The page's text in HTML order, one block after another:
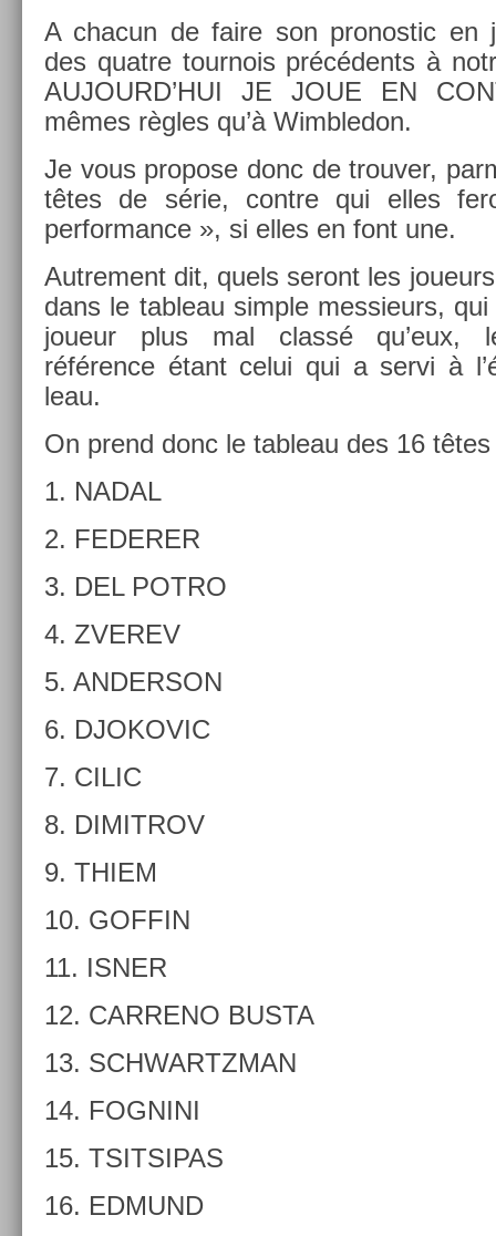
A chacun de faire son pro­nos­tic en
des quat­re tour­nois précédents à
AUJOURD’HUI JE JOUE EN
mêmes règles qu’à Wimbledon.
Je vous pro­pose donc de trouv­er,
têtes de série, con­tre qui elles
performance », si elles en font une.
Aut­re­ment dit, quels seront les
dans le tab­leau sim­ple mes­sieurs,
joueur plus mal classé qu’eux,
référence étant celui qui a servi à
leau.
On prend donc le tab­leau des 16
1. NADAL
2. FEDER­ER
3. DEL POTRO
4. ZVEREV
5. AN­DER­SON
6. DJOKOVIC
7. CILIC
8. DI­MIT­ROV
9. THIEM
10. GOF­FIN
11. ISNER
12. CAR­RENO BUSTA
13. SCHWARTZMAN
14. FOG­NINI
15. TSIT­SIPAS
16. ED­MUND